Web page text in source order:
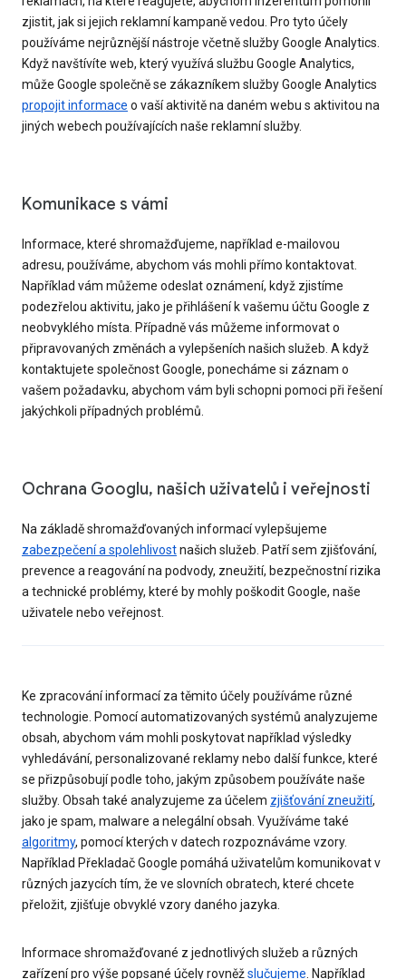
zjistit, jak si jejich reklamní kampaně vedou. Pro tyto účely
používáme nejrůznější nástroje včetně služby Google Analytics.
Když navštívíte web, který využívá službu Google Analytics,
může Google společně se zákazníkem služby Google Analytics
propojit informace o vaší aktivitě na daném webu s aktivitou na
jiných webech používajících naše reklamní služby.
Komunikace s vámi
Informace, které shromažďujeme, například e-mailovou
adresu, používáme, abychom vás mohli přímo kontaktovat.
Například vám můžeme odeslat oznámení, když zjistíme
podezřelou aktivitu, jako je přihlášení k vašemu účtu Google z
neobvyklého místa. Případně vás můžeme informovat o
připravovaných změnách a vylepšeních našich služeb. A když
kontaktujete společnost Google, ponecháme si záznam o
vašem požadavku, abychom vám byli schopni pomoci při řešení
jakýchkoli případných problémů.
Ochrana Googlu, našich uživatelů i veřejnosti
Na základě shromažďovaných informací vylepšujeme
zabezpečení a spolehlivostnašich služeb. Patří sem zjišťování,
prevence a reagování na podvody, zneužití, bezpečnostní rizika
a technické problémy, které by mohly poškodit Google, naše
uživatele nebo veřejnost.
Ke zpracování informací za těmito účely používáme různé
technologie. Pomocí automatizovaných systémů analyzujeme
obsah, abychom vám mohli poskytovat například výsledky
vyhledávání, personalizované reklamy nebo další funkce, které
se přizpůsobují podle toho, jakým způsobem používáte naše
služby. Obsah také analyzujeme za účelem zjišťování zneužití,
jako je spam, malware a nelegální obsah. Využíváme také
algoritmy, pomocí kterých v datech rozpoznáváme vzory.
Například Překladač Google pomáhá uživatelům komunikovat v
různých jazycích tím, že ve slovních obratech, které chcete
přeložit, zjišťuje obvyklé vzory daného jazyka.
Informace shromažďované z jednotlivých služeb a různých
zařízení pro výše popsané účely rovněžslučujeme . Například